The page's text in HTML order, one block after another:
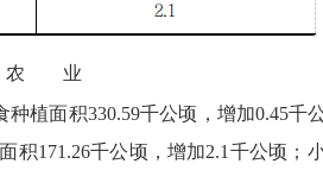
农 业
种植面积330.59千公顷， 增加0.45千
积171.26千公顷， 增加2.1千公顷；